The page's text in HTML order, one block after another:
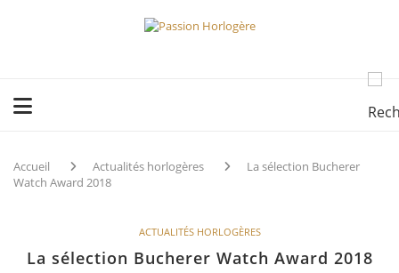
Accueil Actualités horlogères
La sélection Bucherer
Watch Award 2018
ACTUALITÉS HORLOGÈRES
La sélection Bucherer Watch Award 2018